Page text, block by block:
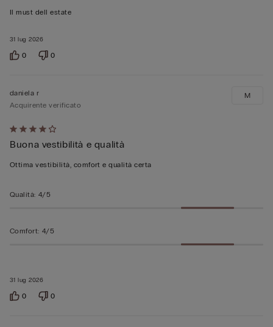
su
31 lug 2026
Il must dell estate
0 0
Valutato
4
su
31 lug 2026
daniela r
Acquirente verificato
Buona vestibilità e qualità
Ottima vestibilità, comfort e qualità certa
M
Qualità: 4/5
Comfort: 4/5
0 0